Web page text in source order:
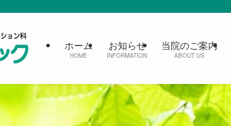
ホーム
HOME
お知らせ
INFORMATION
当院のご案内
ABOUT US